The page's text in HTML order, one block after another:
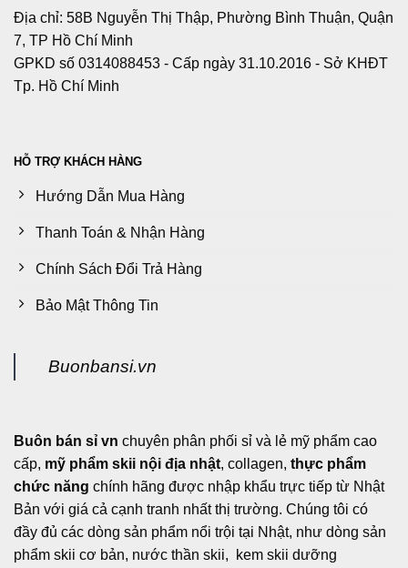
Địa chỉ: 58B Nguyễn Thị Thập, Phường Bình Thuận, Quận
7, TP Hồ Chí Minh
GPKD số 0314088453 - Cấp ngày 31.10.2016 - Sở KHĐT
Tp. Hồ Chí Minh
HỖ TRỢ KHÁCH HÀNG
Hướng Dẫn Mua Hàng
Thanh Toán & Nhận Hàng
Chính Sách Đổi Trả Hàng
Bảo Mật Thông Tin
Buonbansi.vn
Buôn bán sỉ vn chuyên phân phối sỉ và lẻ mỹ phẩm cao
cấp, mỹ phẩm skii nội địa nhật, collagen, thực phẩm
chức năng chính hãng được nhập khẩu trực tiếp từ Nhật
Bản với giá cả cạnh tranh nhất thị trường. Chúng tôi có
đầy đủ các dòng sản phẩm nổi trội tại Nhật, như dòng sản
phẩm skii cơ bản, nước thần skii, kem skii dưỡng